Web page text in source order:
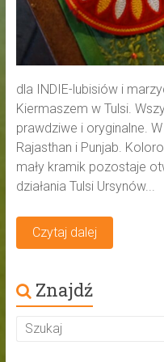
dla INDIE-lubisiów i
Kiermaszem w Tulsi.
prawdziwe i oryginalne.
Rajasthan i Punjab.
mały kramik pozostaje
działania Tulsi Ursynów...
Czytaj dalej
Znajdź